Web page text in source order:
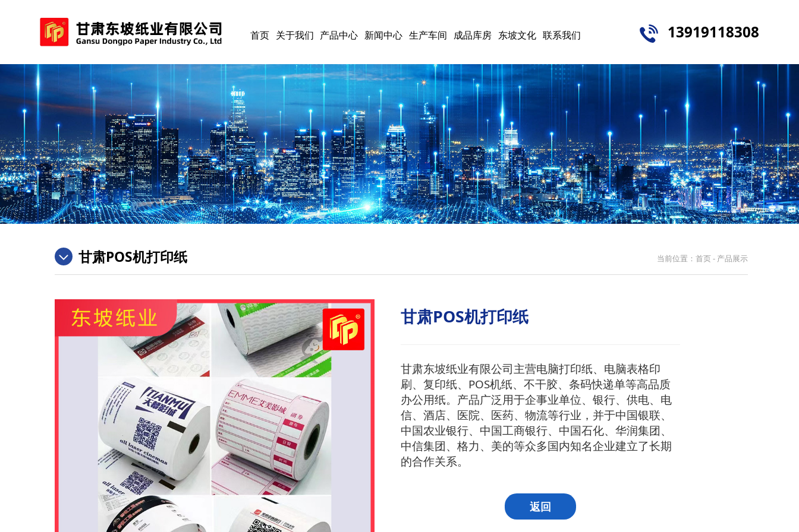
首页 关于我们 产品中心 新闻中心 生产车间 成品库房 东坡文化 联系我们 13919118308
甘肃POS机打印纸 当前位置： 首页- 产品展示
甘肃POS机打印纸
甘肃东坡纸业有限公司主营电脑打印纸、电脑表格印
刷、复印纸、POS机纸、不干胶、条码快递单等高品质
办公用纸。产品广泛用于企事业单位、银行、供电、电
信、酒店、医院、医药、物流等行业，并于中国银联、
中国农业银行、中国工商银行、中国石化、华润集团、
中信集团、格力、美的等众多国内知名企业建立了长期
的合作关系。
返回